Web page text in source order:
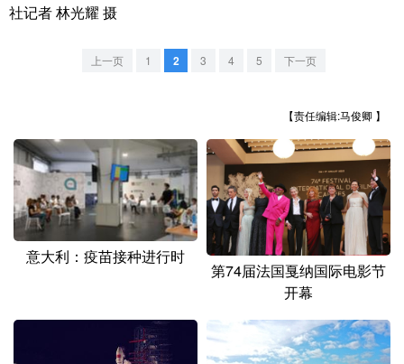
一带一路
地方频道
北京 天津 河北 山西
辽宁 吉林 上海 江苏
河南 湖南
社记者 林光耀 摄
上一页 1 2 3 4 5 下一页
【责任编辑:马俊卿 】
意大利：疫苗接种进行时
第74届法国戛纳国际电影节
开幕